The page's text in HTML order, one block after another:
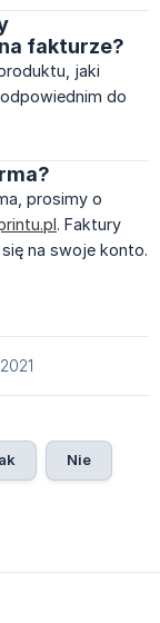
fakturze?
jaki
do
prosimy o
. Faktury
na swoje konto.
Nie